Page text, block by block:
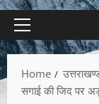
Home
सगाई की जिद पर